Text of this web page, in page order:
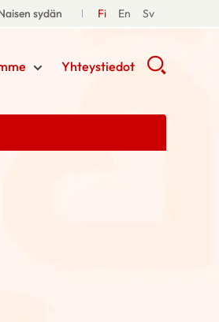
sydän Fi En Sv
Yhteystiedot